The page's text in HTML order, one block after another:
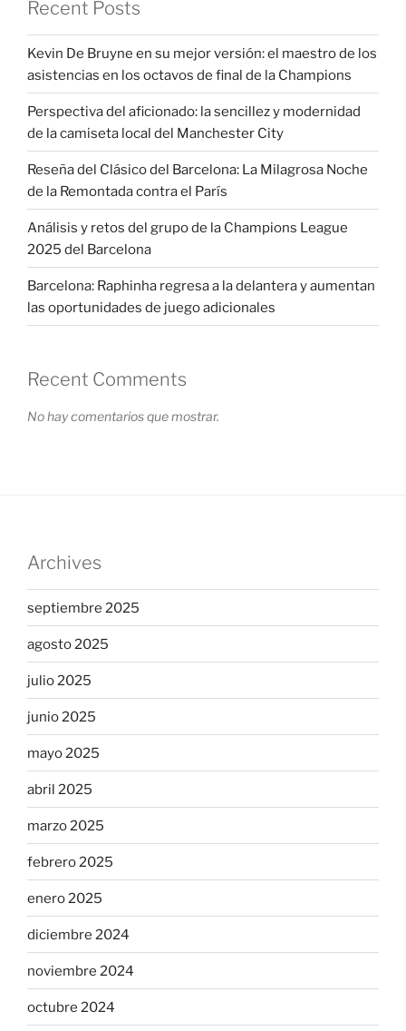
Recent Posts
Kevin De Bruyne en su mejor versión: el maestro de los
asistencias en los octavos de final de la Champions
Perspectiva del aficionado: la sencillez y modernidad
de la camiseta local del Manchester City
Reseña del Clásico del Barcelona: La Milagrosa Noche
de la Remontada contra el París
Análisis y retos del grupo de la Champions League
2025 del Barcelona
Barcelona: Raphinha regresa a la delantera y aumentan
las oportunidades de juego adicionales
Recent Comments
No hay comentarios que mostrar.
Archives
septiembre 2025
agosto 2025
julio 2025
junio 2025
mayo 2025
abril 2025
marzo 2025
febrero 2025
enero 2025
diciembre 2024
noviembre 2024
octubre 2024